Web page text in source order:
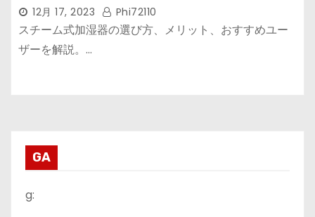
12月 17, 2023 Phi72110
スチーム式加湿器の選び方、メリット、おすすめユー
ザーを解説。…
GA
g: